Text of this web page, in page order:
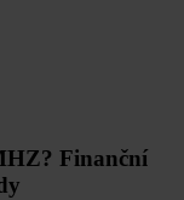
Finanční